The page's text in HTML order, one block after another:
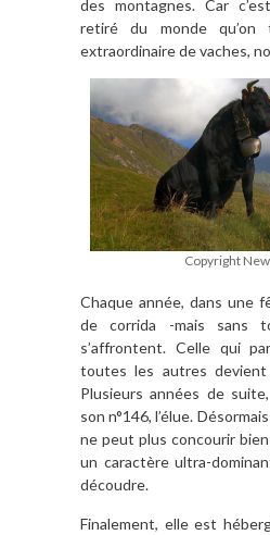
des montagnes. Car
retiré du monde
extraordinaire de vaches,
Copyright
Chaque année, dans une
de corrida -mais sans
s’affrontent. Celle qui
toutes les autres
Plusieurs années de
son n°146, l’élue.
ne peut plus concourir
un caractère ultra-
découdre.
Finalement, elle est